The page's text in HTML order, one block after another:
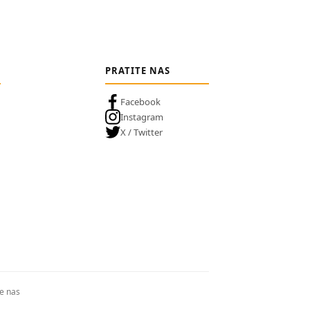
PRATITE NAS
Facebook
Instagram
X / Twitter
nas